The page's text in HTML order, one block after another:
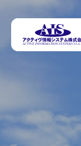
事業・